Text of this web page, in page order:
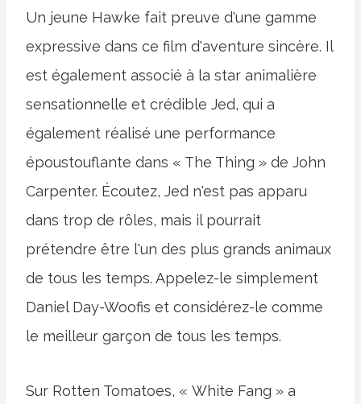
Un jeune Hawke fait preuve d'une gamme
expressive dans ce film d'aventure sincère. Il
est également associé à la star animalière
sensationnelle et crédible Jed, qui a
également réalisé une performance
époustouflante dans « The Thing » de John
Carpenter. Écoutez, Jed n'est pas apparu
dans trop de rôles, mais il pourrait
prétendre être l'un des plus grands animaux
de tous les temps. Appelez-le simplement
Daniel Day-Woofis et considérez-le comme
le meilleur garçon de tous les temps.
Sur Rotten Tomatoes, « White Fang » a